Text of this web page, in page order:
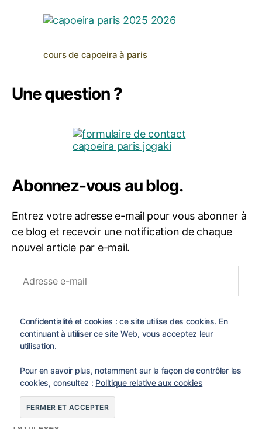
cours de capoeira à paris
Une question ?
Abonnez-vous au blog.
Entrez votre adresse e-mail pour vous abonner à
ce blog et recevoir une notification de chaque
nouvel article par e-mail.
SOUSCRIRE
Articles récents
La nouvelle collection printemps/été 2026 par
Jogaki
1 avril 2026
Confidentialité et cookies : ce site utilise des cookies. En
continuant à utiliser ce site Web, vous acceptez leur
utilisation.
Pour en savoir plus, notamment sur la façon de contrôler les
cookies, consultez : Politique relative aux cookies